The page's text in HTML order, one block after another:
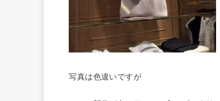
写真は色違いですが